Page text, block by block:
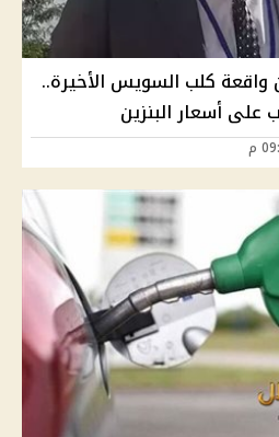
كلب السويس الأخيرة..
على أسعار البنزين